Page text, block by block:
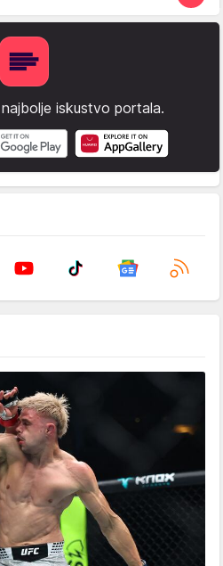
iskustvo portala.